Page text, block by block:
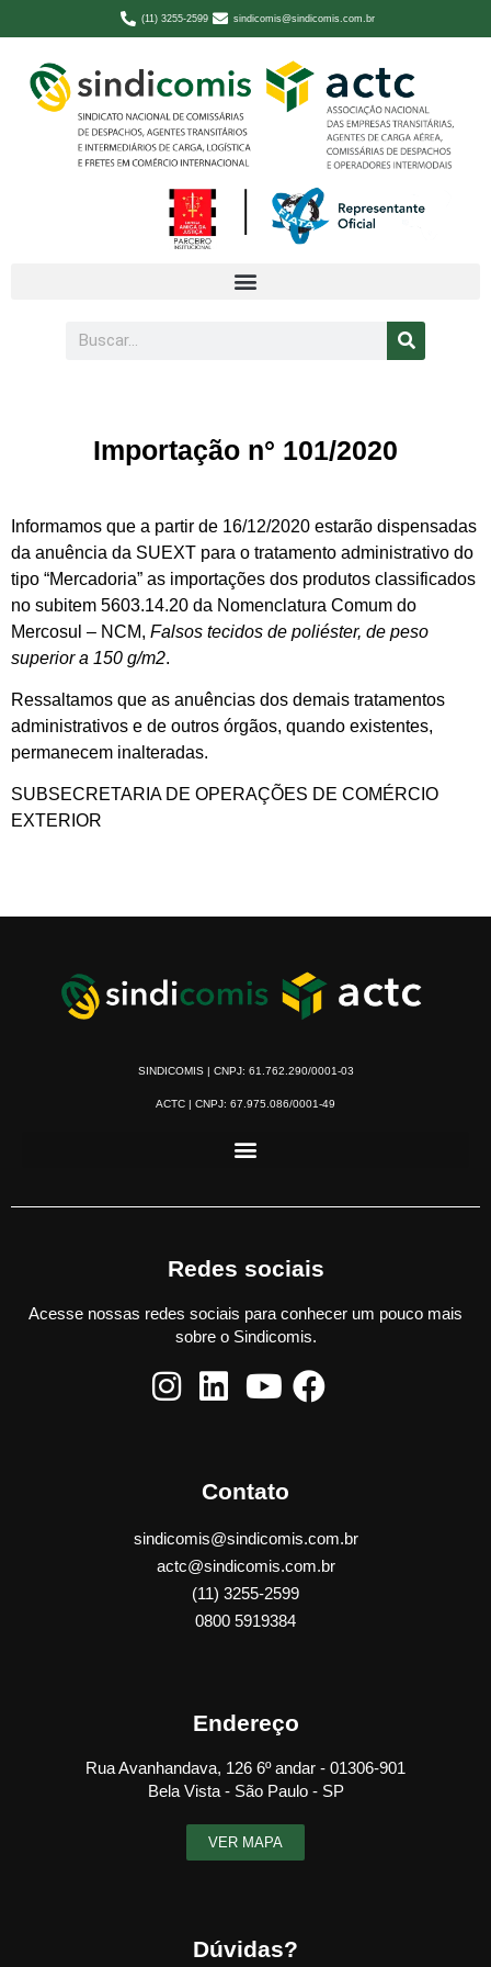
(11) 3255-2599 sindicomis@sindicomis.com.br
Importação n° 101/2020
Informamos que a partir de 16/12/2020 estarão dispensadas
da anuência da SUEXT para o tratamento administrativo do
tipo “Mercadoria” as importações dos produtos classificados
no subitem 5603.14.20 da Nomenclatura Comum do
Mercosul – NCM, Falsos tecidos de poliéster, de peso
superior a 150 g/m2.
Ressaltamos que as anuências dos demais tratamentos
administrativos e de outros órgãos, quando existentes,
permanecem inalteradas.
SUBSECRETARIA DE OPERAÇÕES DE COMÉRCIO
EXTERIOR
SINDICOMIS | CNPJ: 61.762.290/0001-03
ACTC | CNPJ: 67.975.086/0001-49
Redes sociais
Acesse nossas redes sociais para conhecer um pouco mais
sobre o Sindicomis.
Contato
sindicomis@sindicomis.com.br
actc@sindicomis.com.br
(11) 3255-2599
0800 5919384
Endereço
Rua Avanhandava, 126 6º andar - 01306-901
Bela Vista - São Paulo - SP
VER MAPA
Dúvidas?